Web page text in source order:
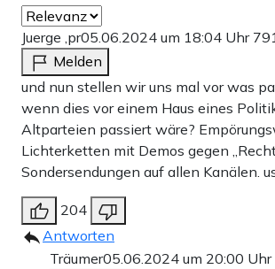
Juerge ,pr05.06.2024 um 18:04 Uhr
Melden
und nun stellen wir uns mal vor was
wenn dies vor einem Haus eines
Altparteien passiert wäre?
Lichterketten mit Demos gegen
Sondersendungen auf allen Kanälen.
204
Antworten
Träumer05.06.2024 um 20:00 Uhr